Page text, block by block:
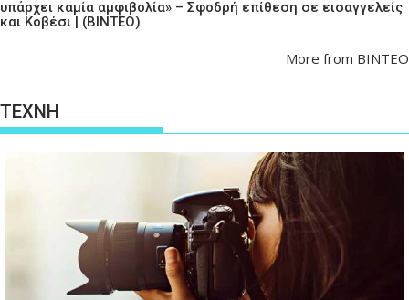
υπάρχει καμία αμφιβολία» – Σφοδρή επίθεση σε εισαγγελείς
και Κοβέσι | (ΒΙΝΤΕΟ)
More from ΒΙΝΤΕΟ
ΤΕΧΝΗ